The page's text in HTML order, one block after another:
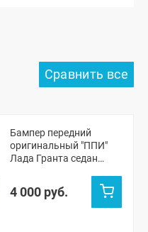
Бампер передний
оригинальный "ППИ"
Лада Гранта седан
4 000 руб.